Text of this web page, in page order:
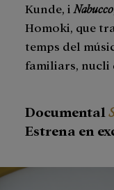
Kunde, i Nabucco
Homoki, que
temps del
familiars, nucli
Documental
Estrena en